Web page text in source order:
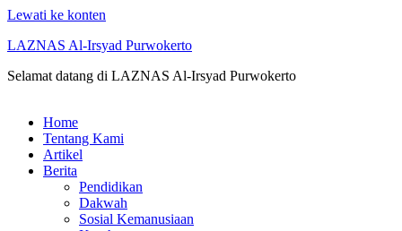
Lewati ke konten
LAZNAS Al-Irsyad Purwokerto
Selamat datang di LAZNAS Al-Irsyad Purwokerto
Home
Tentang Kami
Artikel
Berita
Pendidikan
Dakwah
Sosial Kemanusiaan